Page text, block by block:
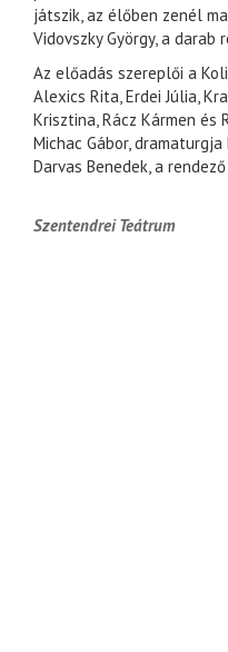
játszik, az élőben zenél
Vidovszky György, a darab
Az előadás szereplői a
Alexics Rita, Erdei Júlia,
Krisztina, Rácz Kármen és
Michac Gábor,
Darvas Benedek, a
Szentendrei Teátrum